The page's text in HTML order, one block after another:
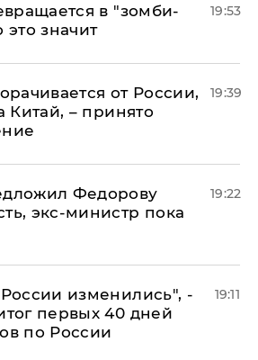
в "зомби-
значит
19:53
от России,
Китай, – принято
19:39
Федорову
экс-министр пока
19:22
изменились", -
первых 40 дней
по России
19:11